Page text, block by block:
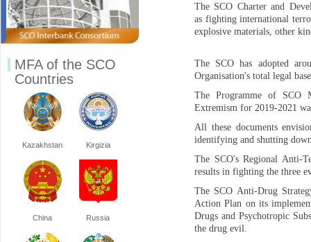
MFA of the SCO
Countries
Kazakhstan Kirgizia
China Russia
The SCO Charter and
as fighting international
explosive materials, other
The SCO has adopted
Organisation's total legal
The Programme of SCO
Extremism for 2019-2021
All these documents
identifying and shutting
The SCO's Regional Anti-
results in fighting the three
The SCO Anti-Drug
Action Plan on its
Drugs and Psychotropic
the drug evil.